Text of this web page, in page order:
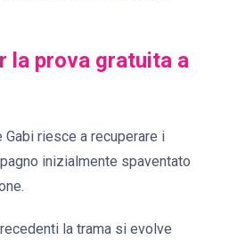
la prova gratuita a
riesce a recuperare i
inizialmente spaventato
la trama si evolve